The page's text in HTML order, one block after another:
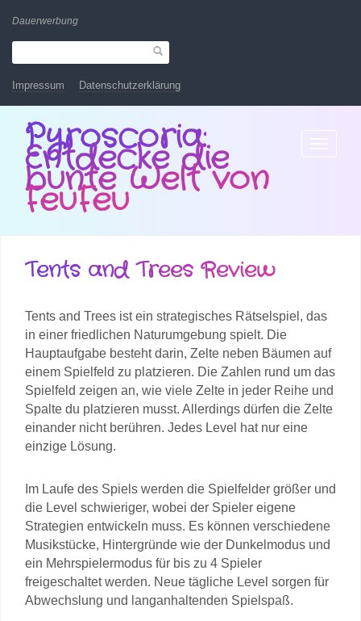
Dauerwerbung
Impressum Datenschutzerklärung
Pyroscoria:
Entdecke die
bunte Welt von
FeuFeu
Tents and Trees Review
Tents and Trees ist ein strategisches Rätselspiel, das
in einer friedlichen Naturumgebung spielt. Die
Hauptaufgabe besteht darin, Zelte neben Bäumen auf
einem Spielfeld zu platzieren. Die Zahlen rund um das
Spielfeld zeigen an, wie viele Zelte in jeder Reihe und
Spalte du platzieren musst. Allerdings dürfen die Zelte
einander nicht berühren. Jedes Level hat nur eine
einzige Lösung.
Im Laufe des Spiels werden die Spielfelder größer und
die Level schwieriger, wobei der Spieler eigene
Strategien entwickeln muss. Es können verschiedene
Musikstücke, Hintergründe wie der Dunkelmodus und
ein Mehrspielermodus für bis zu 4 Spieler
freigeschaltet werden. Neue tägliche Level sorgen für
Abwechslung und langanhaltenden Spielspaß.